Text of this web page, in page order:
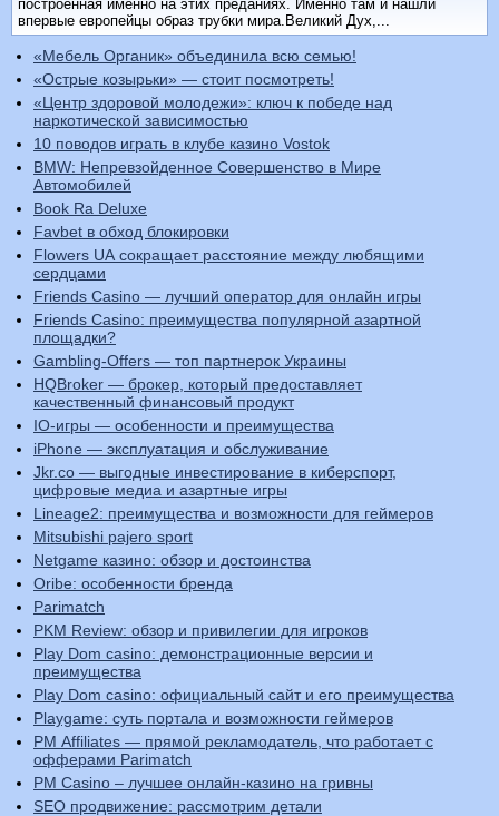
построенная именно на этих преданиях. Именно там и нашли
впервые европейцы образ трубки мира.Великий Дух,...
«Мебель Органик» объединила всю семью!
«Острые козырьки» — стоит посмотреть!
«Центр здоровой молодежи»: ключ к победе над
наркотической зависимостью
10 поводов играть в клубе казино Vostok
BMW: Непревзойденное Совершенство в Мире
Автомобилей
Book Ra Deluxe
Favbet в обход блокировки
Flowers UA сокращает расстояние между любящими
сердцами
Friends Casino — лучший оператор для онлайн игры
Friends Casino: преимущества популярной азартной
площадки?
Gambling-Offers — топ партнерок Украины
HQBroker — брокер, который предоставляет
качественный финансовый продукт
IO-игры — особенности и преимущества
iPhone — эксплуатация и обслуживание
Jkr.co — выгодные инвестирование в киберспорт,
цифровые медиа и азартные игры
Lineage2: преимущества и возможности для геймеров
Mitsubishi pajero sport
Netgame казино: обзор и достоинства
Oribe: особенности бренда
Parimatch
PKM Review: обзор и привилегии для игроков
Play Dom casino: демонстрационные версии и
преимущества
Play Dom casino: официальный сайт и его преимущества
Playgame: суть портала и возможности геймеров
PM Affiliates — прямой рекламодатель, что работает с
офферами Parimatch
PM Casino – лучшее онлайн-казино на гривны
SEO продвижение: рассмотрим детали